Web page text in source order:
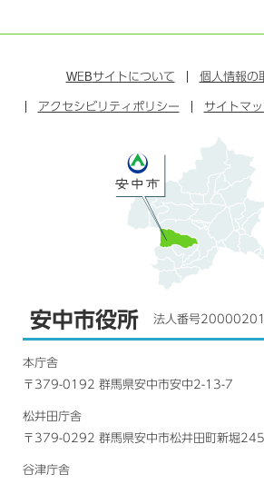
ス
ッ
タ
WEBサイトについて 個人情報の
アクセシビリティポリシー サイトマ
安中市役所 法人番号
本庁舎
〒379-0192 群馬県安中市安中2-13-7
松井田庁舎
〒379-0292 群馬県安中市松井田町新堀245
谷津庁舎